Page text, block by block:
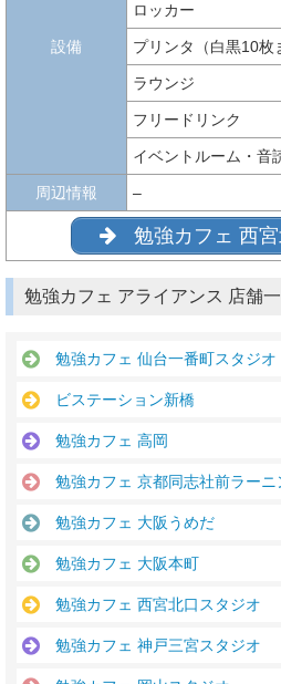
設備
ロッカー
プリンタ（白黒10枚
ラウンジ
フリードリンク
イベントルーム・音
周辺情報 –
勉強カフェ 西
勉強カフェ アライアンス 店舗
勉強カフェ 仙台一番町スタジオ
ビステーション新橋
勉強カフェ 高岡
勉強カフェ 京都同志社前ラーニ
勉強カフェ 大阪うめだ
勉強カフェ 大阪本町
勉強カフェ 西宮北口スタジオ
勉強カフェ 神戸三宮スタジオ